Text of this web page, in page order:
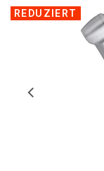
REDUZIERT